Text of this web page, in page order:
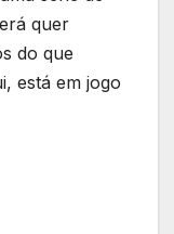
quer
do que
está em jogo